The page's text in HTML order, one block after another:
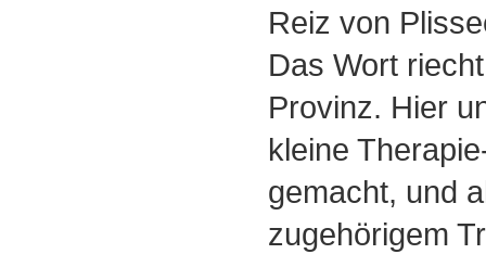
Reiz von
Das Wort
Provinz. Hier
kleine
gemacht, und
zugehörigem